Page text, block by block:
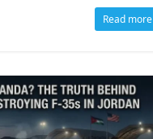
Read more